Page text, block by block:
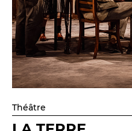
Théâtre